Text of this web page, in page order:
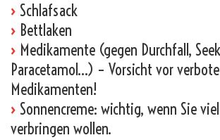
› Schlafsack
› Bettlaken
› Medikamente (gegen Durchfall,
Paracetamol…) – Vorsicht vor
Medikamenten!
› Sonnencreme: wichtig, wenn Sie
verbringen wollen.